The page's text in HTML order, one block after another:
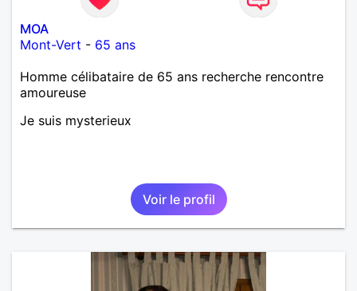
MOA
Mont-Vert - 65 ans
Homme célibataire de 65 ans recherche rencontre
amoureuse
Je suis mysterieux
Voir le profil